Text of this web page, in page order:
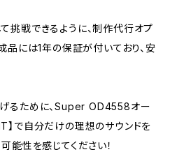
挑戦できるように、制作代行オプ
品には1年の保証が付いており、安
るために、Super OD4558オー
】で自分だけの理想のサウンドを
能性を感じてください！